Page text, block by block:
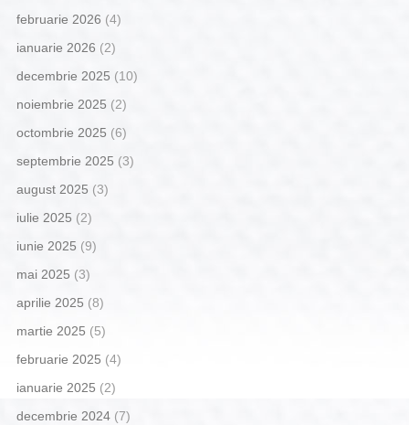
februarie 2026 (4)
ianuarie 2026 (2)
decembrie 2025 (10)
noiembrie 2025 (2)
octombrie 2025 (6)
septembrie 2025 (3)
august 2025 (3)
iulie 2025 (2)
iunie 2025 (9)
mai 2025 (3)
aprilie 2025 (8)
martie 2025 (5)
februarie 2025 (4)
ianuarie 2025 (2)
decembrie 2024(7)